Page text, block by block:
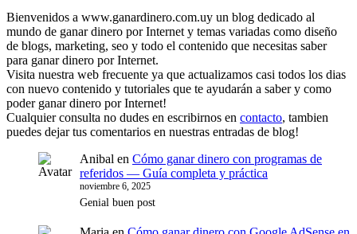
Bienvenidos a www.ganardinero.com.uy un blog dedicado al
mundo de ganar dinero por Internet y temas variadas como diseño
de blogs, marketing, seo y todo el contenido que necesitas saber
para ganar dinero por Internet.
Visita nuestra web frecuente ya que actualizamos casi todos los dias
con nuevo contenido y tutoriales que te ayudarán a saber y como
poder ganar dinero por Internet!
Cualquier consulta no dudes en escribirnos en contacto, tambien
puedes dejar tus comentarios en nuestras entradas de blog!
Anibal en Cómo ganar dinero con programas de
referidos — Guía completa y práctica
noviembre 6, 2025
Genial buen post